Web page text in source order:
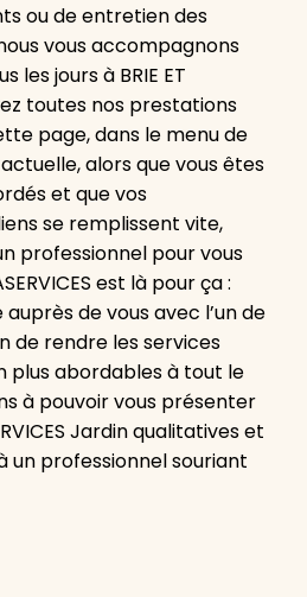
ou de entretien des
vous accompagnons
les jours à BRIE ET
toutes nos prestations
page, dans le menu de
alors que vous êtes
et que vos
se remplissent vite,
professionnel pour vous
est là pour ça :
auprès de vous avec l’un de
de rendre les services
plus abordables à tout le
à pouvoir vous présenter
Jardin qualitatives et
un professionnel souriant